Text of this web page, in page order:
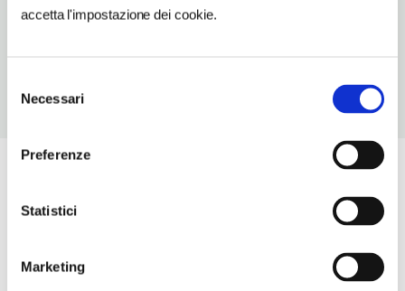
accetta l'impostazione dei cookie.
delNecessari
Preferenze
Statistici
Marketing
METRO